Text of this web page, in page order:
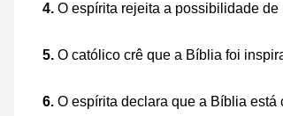
4. O espírita rejeita a possibilidade
5. O católico crê que a Bíblia foi
6. O espírita declara que a Bíblia